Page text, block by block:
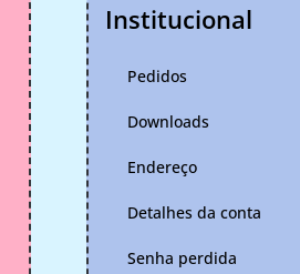
Institucional
Pedidos
Downloads
Endereço
Detalhes da conta
Senha perdida